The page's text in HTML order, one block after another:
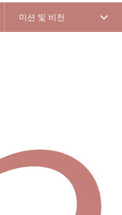
미션 및 비전